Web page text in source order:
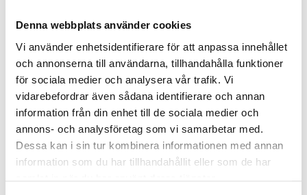
Denna webbplats använder cookies
Vi använder enhetsidentifierare för att anpassa innehållet
och annonserna till användarna, tillhandahålla funktioner
för sociala medier och analysera vår trafik. Vi
vidarebefordrar även sådana identifierare och annan
information från din enhet till de sociala medier och
annons- och analysföretag som vi samarbetar med.
Dessa kan i sin tur kombinera informationen med annan
information som du har tillhandahållit eller som de har
samlat in när du har använt deras tjänster.
Måttsats plast svart, PP
Beskrivning
Måttsats i 5 delar, 1dl, 0,5 dl, msk, tsk, krm.